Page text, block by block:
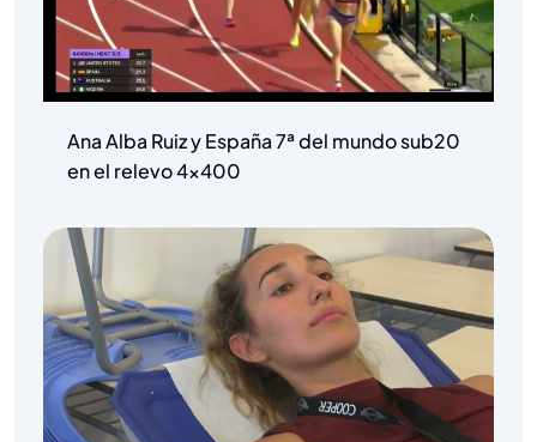
Ana Alba Ruiz y España 7ª del mundo sub20
en el relevo 4×400